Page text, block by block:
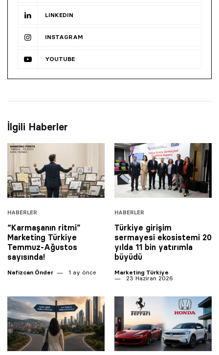
LINKEDIN
INSTAGRAM
YOUTUBE
İlgili Haberler
HABERLER
“Karmaşanın ritmi”
Marketing Türkiye
Temmuz-Ağustos
sayısında!
Nafizcan Önder 1 ay önce
HABERLER
Türkiye girişim
sermayesi ekosistemi 20
yılda 11 bin yatırımla
büyüdü
Marketing Türkiye
23 Haziran 2026